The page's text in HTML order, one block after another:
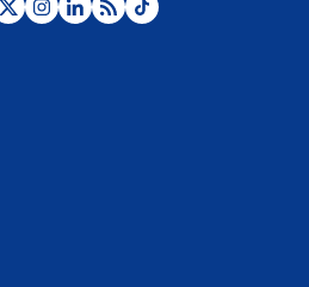
¿Por qué De la Espriella gobernará